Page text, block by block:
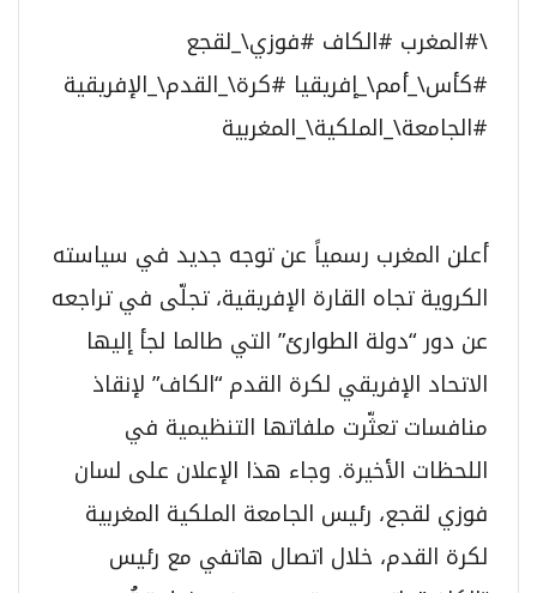
\#المغرب #الكاف #فوزي\_لقجع
#كأس\_أمم\_إفريقيا #كرة\_القدم\_الإفريقية
#الجامعة\_الملكية\_المغربية
أعلن المغرب رسمياً عن توجه جديد في سياسته
الكروية تجاه القارة الإفريقية، تجلّى في تراجعه
عن دور “دولة الطوارئ” التي طالما لجأ إليها
الاتحاد الإفريقي لكرة القدم “الكاف” لإنقاذ
منافسات تعثّرت ملفاتها التنظيمية في
اللحظات الأخيرة. وجاء هذا الإعلان على لسان
فوزي لقجع، رئيس الجامعة الملكية المغربية
لكرة القدم، خلال اتصال هاتفي مع رئيس